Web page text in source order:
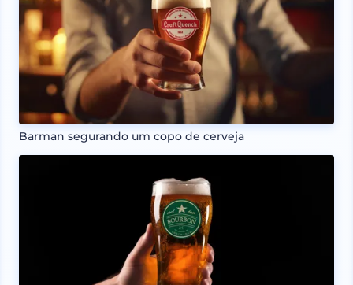
Barman segurando um copo de cerveja